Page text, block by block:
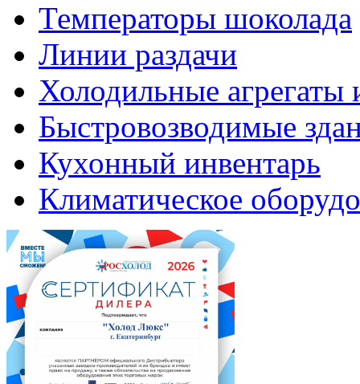
Температоры шоколада
Линии раздачи
Холодильные агрегаты
Быстровозводимые
Кухонный инвентарь
Климатическое